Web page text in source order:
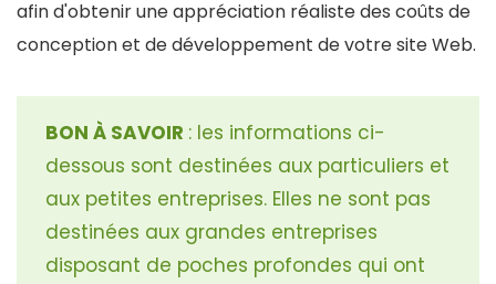
afin d'obtenir une appréciation réaliste des coûts de
conception et de développement de votre site Web.
BON À SAVOIR : les informations ci-
dessous sont destinées aux particuliers et
aux petites entreprises. Elles ne sont pas
destinées aux grandes entreprises
disposant de poches profondes qui ont